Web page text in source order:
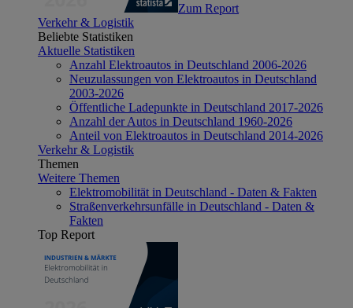
Zum Report
Verkehr & Logistik
Beliebte Statistiken
Aktuelle Statistiken
Anzahl Elektroautos in Deutschland 2006-2026
Neuzulassungen von Elektroautos in Deutschland
2003-2026
Öffentliche Ladepunkte in Deutschland 2017-2026
Anzahl der Autos in Deutschland 1960-2026
Anteil von Elektroautos in Deutschland 2014-2026
Verkehr & Logistik
Themen
Weitere Themen
Elektromobilität in Deutschland - Daten & Fakten
Straßenverkehrsunfälle in Deutschland - Daten &
Fakten
Top Report